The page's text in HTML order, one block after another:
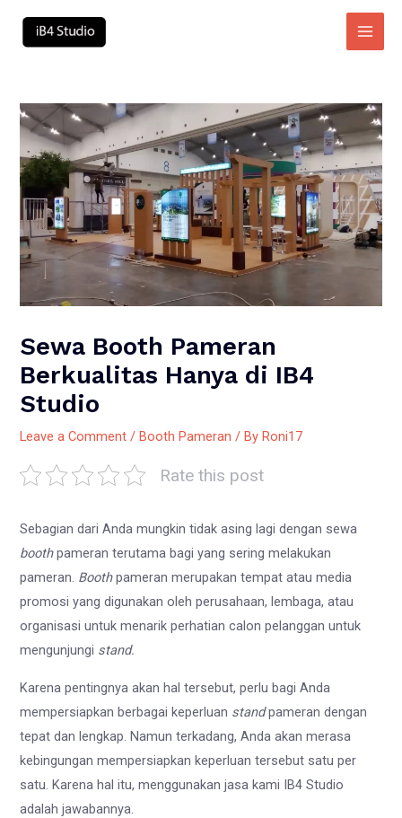
Main
Sewa Booth Pameran
Berkualitas Hanya di IB4
Studio
Leave a Comment / Booth Pameran / By Roni17
Rate this post
Sebagian dari Anda mungkin tidak asing lagi dengan sewa
boothpameran terutama bagi yang sering melakukan
pameran. Boothpameran merupakan tempat atau media
promosi yang digunakan oleh perusahaan, lembaga, atau
organisasi untuk menarik perhatian calon pelanggan untuk
mengunjungi stand.
Karena pentingnya akan hal tersebut, perlu bagi Anda
mempersiapkan berbagai keperluan standpameran dengan
tepat dan lengkap. Namun terkadang, Anda akan merasa
kebingungan mempersiapkan keperluan tersebut satu per
satu. Karena hal itu, menggunakan jasa kami IB4 Studio
adalah jawabannya.